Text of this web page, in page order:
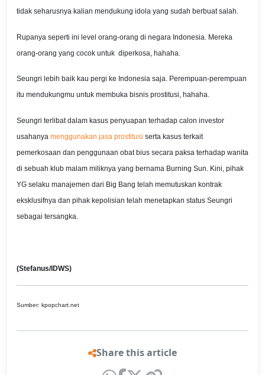
tidak seharusnya kalian mendukung idola yang sudah berbuat salah.
Rupanya seperti ini level orang-orang di negara Indonesia. Mereka
orang-orang yang cocok untuk diperkosa, hahaha.
Seungri lebih baik kau pergi ke Indonesia saja. Perempuan-perempuan
itu mendukungmu untuk membuka bisnis prostitusi, hahaha.
Seungri terlibat dalam kasus penyuapan terhadap calon investor
usahanya menggunakan jasa prostitusi serta kasus terkait
pemerkosaan dan penggunaan obat bius secara paksa terhadap wanita
di sebuah klub malam miliknya yang bernama Burning Sun. Kini, pihak
YG selaku manajemen dari Big Bang telah memutuskan kontrak
eksklusifnya dan pihak kepolisian telah menetapkan status Seungri
sebagai tersangka.
(Stefanus/IDWS)
Sumber: kpopchart.net
Share this article